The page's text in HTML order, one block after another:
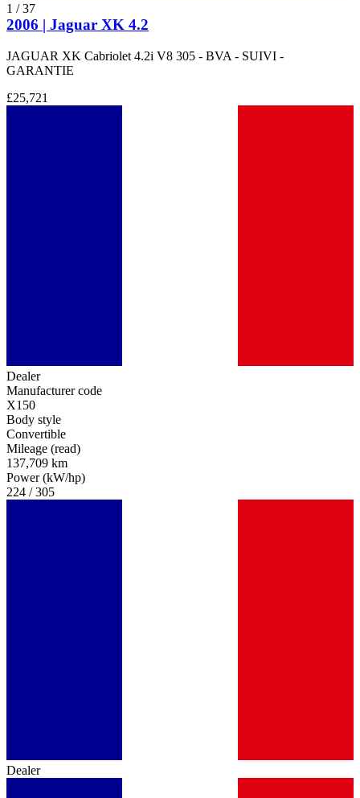
1 /37
2006 | Jaguar XK 4.2
JAGUAR XK Cabriolet 4.2i V8 305 - BVA - SUIVI -
GARANTIE
£25,721
Dealer
Manufacturer code
X150
Body style
Convertible
Mileage (read)
137,709 km
Power (kW/hp)
224 / 305
Dealer